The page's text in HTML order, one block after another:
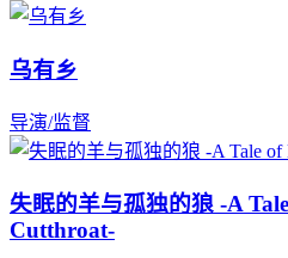
乌有乡
导演/监督
失眠的羊与孤独的狼 -A
Cutthroat-